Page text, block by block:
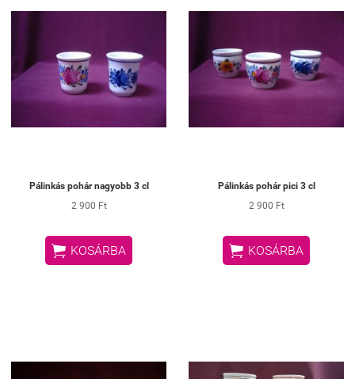
Pálinkás pohár nagyobb 3 cl
2 900 Ft
 KOSÁRBA
Pálinkás pohár pici 3 cl
2 900 Ft
 KOSÁRBA